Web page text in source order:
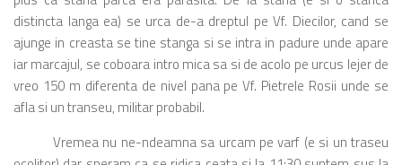
distincta langa ea) se urca de-a dreptul pe Vf. Diecilor, cand se
ajunge in creasta se tine stanga si se intra in padure unde apare
iar marcajul, se coboara intro mica sa si de acolo pe urcus lejer de
vreo 150 m diferenta de nivel pana pe Vf. Pietrele Rosii unde se
afla si un transeu, militar probabil.
Vremea nu ne-ndeamna sa urcam pe varf (e si un traseu